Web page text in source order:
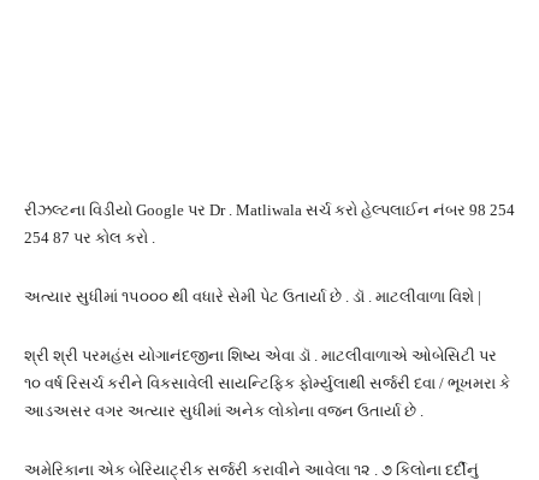
રીઝલ્ટના વિડીયો Google પર Dr . Matliwala સર્ચ કરો હેલ્પલાઈન નંબર 98 254
254 87 પર કોલ કરો .
અત્યાર સુધીમાં ૧૫૦૦૦ થી વધારે સેમી પેટ ઉતાર્યા છે . ડૉ . માટલીવાળા વિશે |
શ્રી શ્રી પરમહંસ યોગાનંદજીના શિષ્ય એવા ડૉ . માટલીવાળાએ ઓબેસિટી પર
૧૦ વર્ષ રિસર્ચ કરીને વિકસાવેલી સાયન્ટિફિક ફોર્મ્યુલાથી સર્જરી દવા / ભૂખમરા કે
આડઅસર વગર અત્યાર સુધીમાં અનેક લોકોના વજન ઉતાર્યા છે .
અમેરિકાના એક બેરિયાટ્રીક સર્જરી કરાવીને આવેલા ૧૨ . ૭ કિલોના દર્દીનું